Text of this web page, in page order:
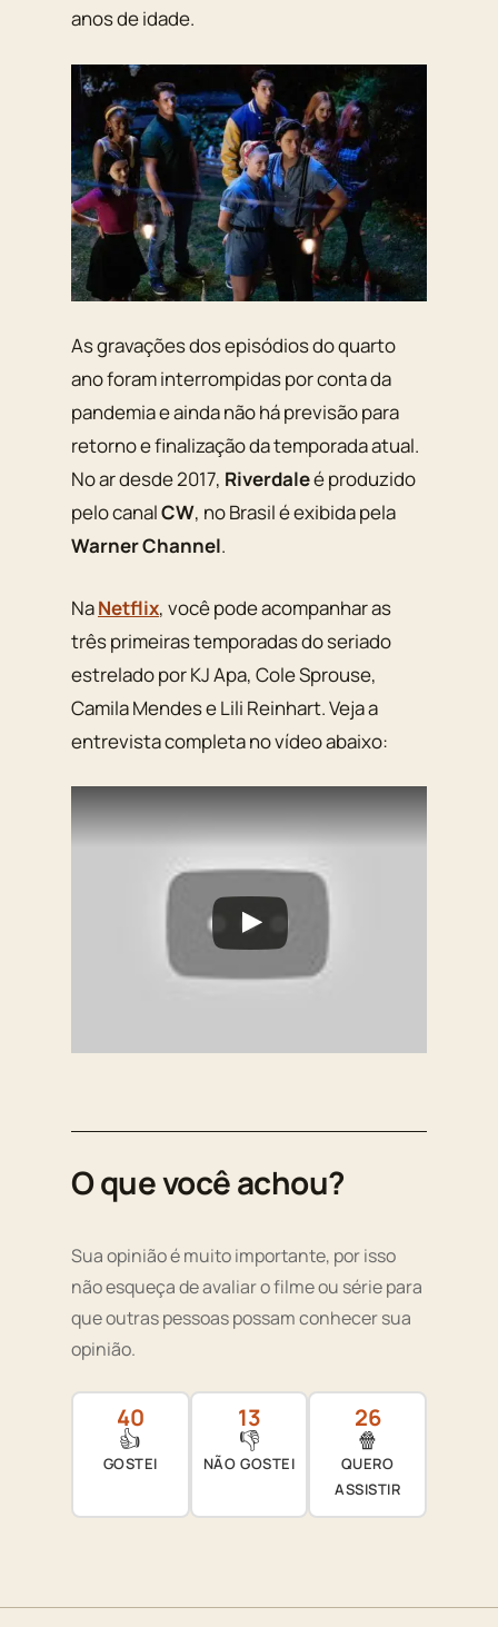
anos de idade.
As gravações dos episódios do quarto
ano foram interrompidas por conta da
pandemia e ainda não há previsão para
retorno e finalização da temporada atual.
No ar desde 2017, Riverdaleé produzido
pelo canalCW, no Brasil é exibida pela
Warner Channel.
NaNetflix, você pode acompanhar as
três primeiras temporadas do seriado
estrelado por KJ Apa, Cole Sprouse,
Camila Mendes e Lili Reinhart. Veja a
entrevista completa no vídeo abaixo:
O que você achou?
Sua opinião é muito importante, por isso
não esqueça de avaliar o filme ou série para
que outras pessoas possam conhecer sua
opinião.
40
👍
GOSTEI
13
👎
NÃO GOSTEI
26
🍿
QUERO
ASSISTIR